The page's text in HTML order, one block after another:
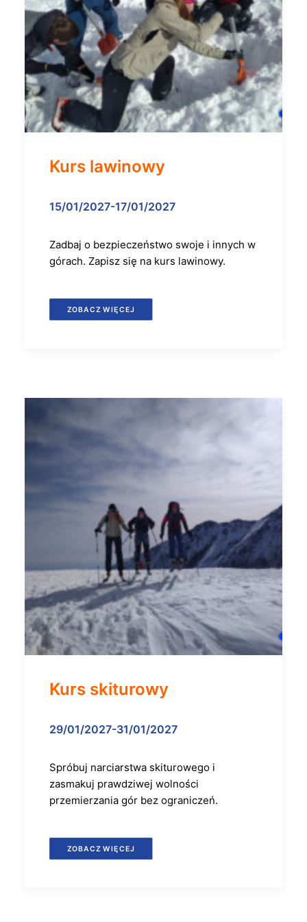
Kurs lawinowy
15/01/2027-17/01/2027
Zadbaj o bezpieczeństwo swoje i innych w
górach. Zapisz się na kurs lawinowy.
ZOBACZ WIĘCEJ
Kurs skiturowy
29/01/2027-31/01/2027
Spróbuj narciarstwa skiturowego i
zasmakuj prawdziwej wolności
przemierzania gór bez ograniczeń.
ZOBACZ WIĘCEJ